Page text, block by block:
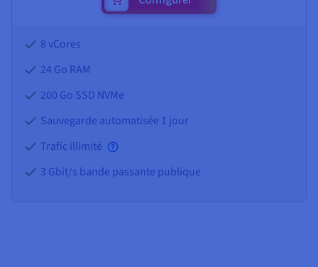
8 vCores
24 Go RAM
200 Go SSD NVMe
Sauvegarde automatisée 1 jour
Trafic illimité
3 Gbit/s bande passante publique